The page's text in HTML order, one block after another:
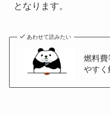
となります。
あわせて読みたい
燃料費
やすく